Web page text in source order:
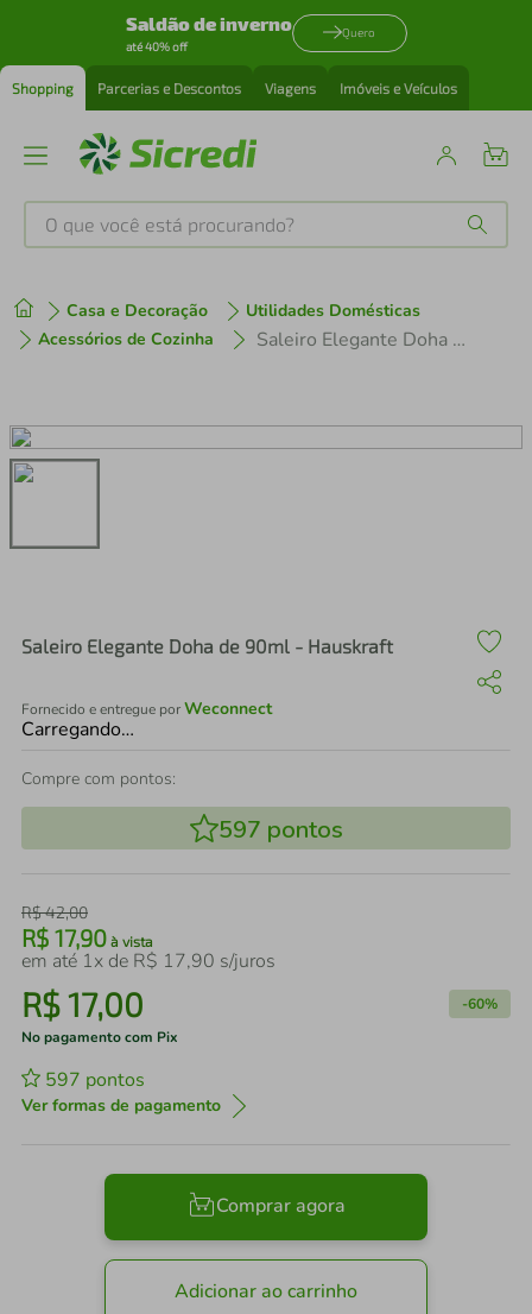
Saldão de inverno
até 40% off
Quero
Shopping Parcerias e Descontos Viagens Imóveis e Veículos
O que você está procurando?
Casa e Decoração
Utilidades Domésticas
Acessórios de Cozinha
Saleiro Elegante Doha de 90ml - Hauskraft
Saleiro Elegante Doha de 90ml - Hauskraft
Fornecido e entregue porWeconnect
Carregando…
Compre com pontos:
597 pontos
R$42,00
R$ 17,90 à vista
em até 1x de R$ 17,90 s/juros
R$17,00 -60%
No pagamento com Pix
597 pontos
Ver formas de pagamento
Comprar agora
Adicionar ao carrinho
1º tenis
3º